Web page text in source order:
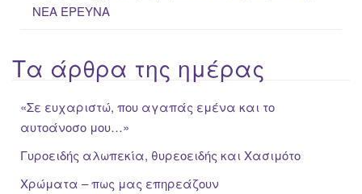
ΝΕΑ ΈΡΕΥΝΑ
Τα άρθρα της ημέρας
«Σε ευχαριστώ, που αγαπάς εμένα και το
αυτοάνοσο μου…»
Γυροειδής αλωπεκία, θυρεοειδής και Χασιμότο
Χρώματα – πως μας επηρεάζουν